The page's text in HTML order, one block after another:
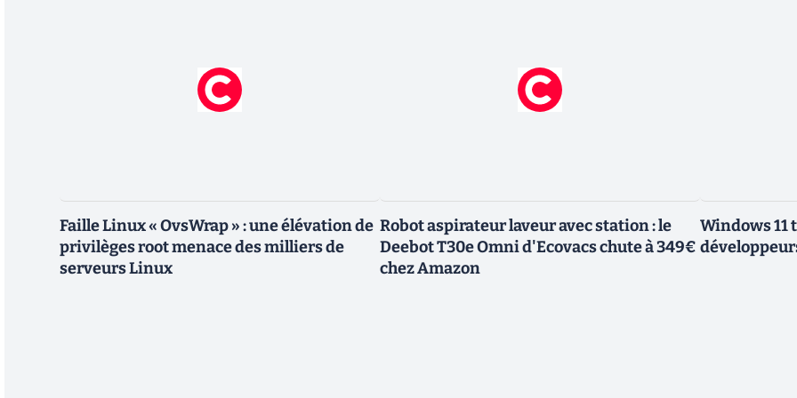
Faille Linux « OvsWrap » : une élévation de
privilèges root menace des milliers de
serveurs Linux
Robot aspirateur laveur avec station : le
Deebot T30e Omni d'Ecovacs chute à 349€
chez Amazon
Windows 11